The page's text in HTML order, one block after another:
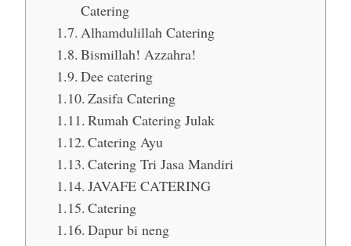
Catering
Alhamdulillah Catering
Bismillah! Azzahra!
Dee catering
Zasifa Catering
Rumah Catering Julak
Catering Ayu
Catering Tri Jasa Mandiri
JAVAFE CATERING
Catering
Dapur bi neng